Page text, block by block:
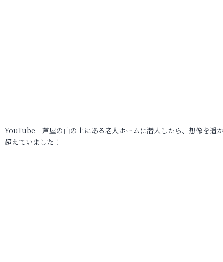
YouTube 芦屋の山の上にある老人ホームに潜入したら、想像を遥
超えていました！